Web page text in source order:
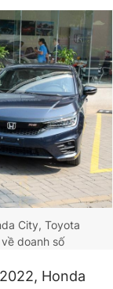
City, Toyota
doanh số
Honda